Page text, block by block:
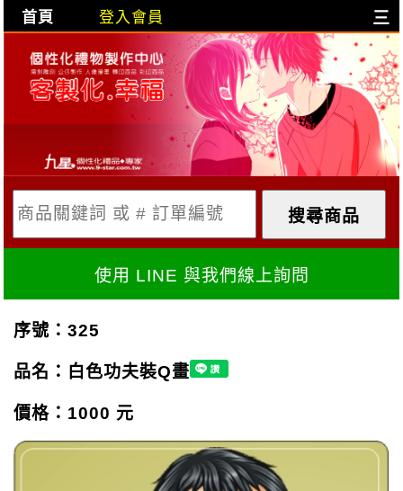
首頁 登入會員 三
購物車內容:
目前購物車是空的!
X
使用 LINE 與我們線上詢問